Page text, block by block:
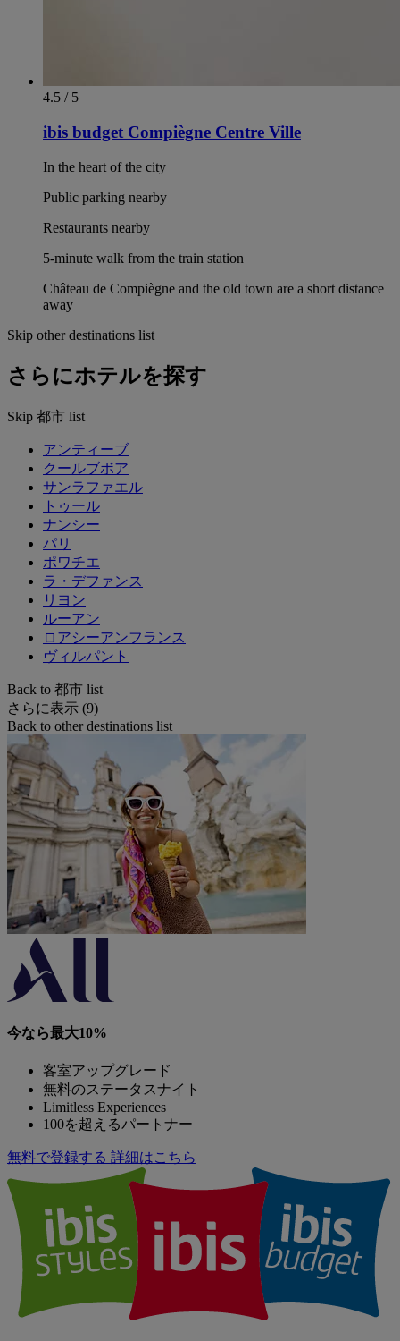
4.5 / 5
ibis budget Compiègne Centre Ville
In the heart of the city
Public parking nearby
Restaurants nearby
5-minute walk from the train station
Château de Compiègne and the old town are a short distance
away
Skip other destinations list
さらにホテルを探す
Skip 都市 list
アンティーブ
クールブボア
サンラファエル
トゥール
ナンシー
パリ
ポワチエ
ラ・デファンス
リヨン
ルーアン
ロアシーアンフランス
ヴィルパント
Back to 都市 list
さらに表示 (9)
Back to other destinations list
今なら最大10%
客室アップグレード
無料のステータスナイト
Limitless Experiences
100を超えるパートナー
無料で登録する 詳細はこちら